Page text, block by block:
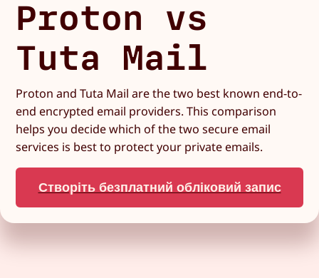
Proton vs
Tuta Mail
Proton and Tuta Mail are the two best known end-to-
end encrypted email providers. This comparison
helps you decide which of the two secure email
services is best to protect your private emails.
Створіть безплатний обліковий запис